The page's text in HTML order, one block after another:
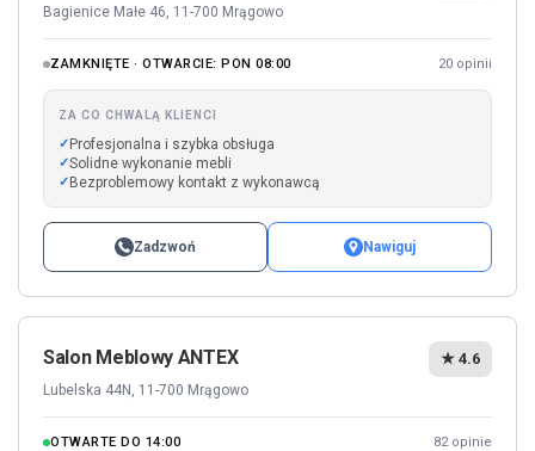
Bagienice Małe 46, 11-700 Mrągowo
ZAMKNIĘTE · OTWARCIE: PON 08:00 20 opinii
ZA CO CHWALĄ KLIENCI
Profesjonalna i szybka obsługa
Solidne wykonanie mebli
Bezproblemowy kontakt z wykonawcą
Zadzwoń Nawiguj
Salon Meblowy ANTEX
Lubelska 44N, 11-700 Mrągowo
★ 4.6
OTWARTE DO 14:00 82 opinie